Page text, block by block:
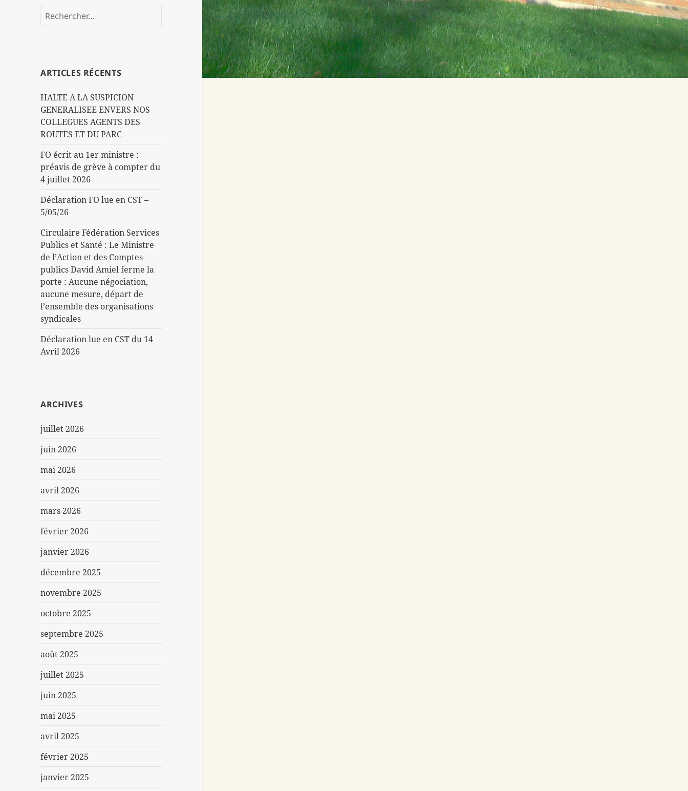
Rechercher :
ARTICLES RÉCENTS
HALTE A LA SUSPICION
GENERALISEE ENVERS NOS
COLLEGUES AGENTS DES
ROUTES ET DU PARC
FO écrit au 1er ministre :
préavis de grève à compter du
4 juillet 2026
Déclaration FO lue en CST –
5/05/26
Circulaire Fédération Services
Publics et Santé : Le Ministre
de l’Action et des Comptes
publics David Amiel ferme la
porte : Aucune négociation,
aucune mesure, départ de
l’ensemble des organisations
syndicales
Déclaration lue en CST du 14
Avril 2026
ARCHIVES
juillet 2026
juin 2026
mai 2026
avril 2026
mars 2026
février 2026
janvier 2026
décembre 2025
novembre 2025
octobre 2025
septembre 2025
août 2025
juillet 2025
juin 2025
mai 2025
avril 2025
février 2025
janvier 2025